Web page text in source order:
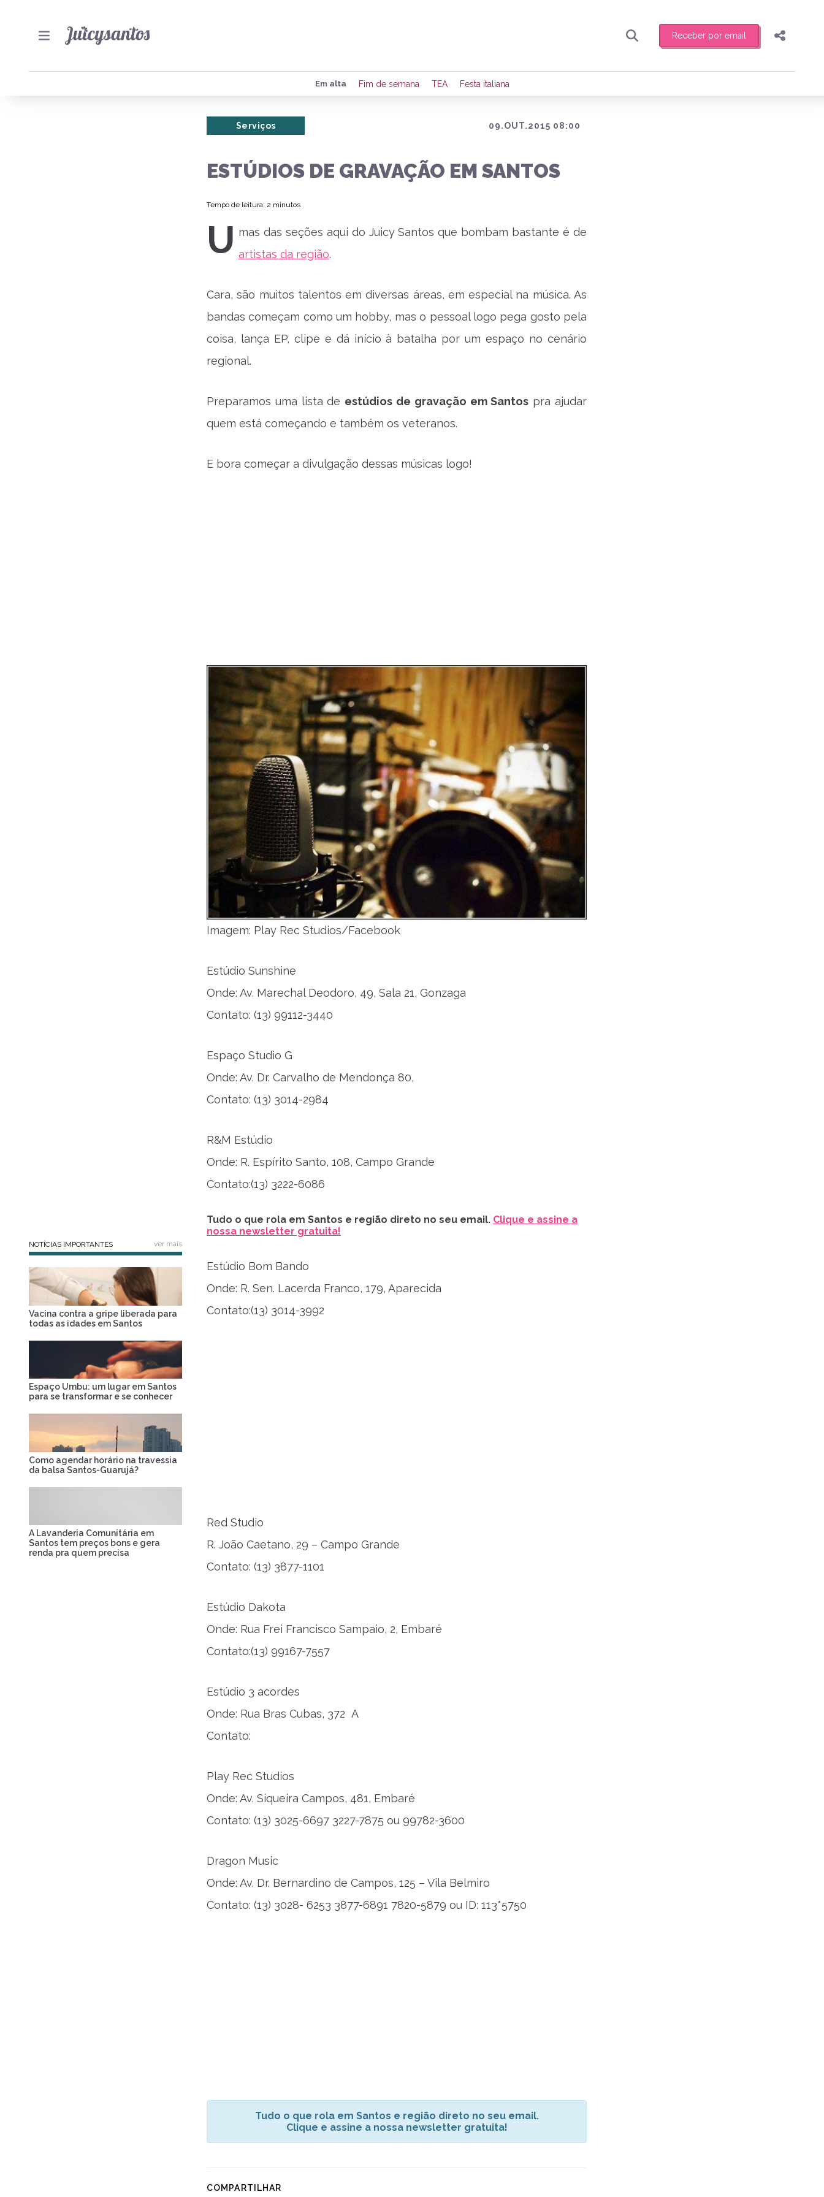
Receber por email
Preencha seus dados para receber toda sexta-feira de manhã o resumo
de eventos e notícias da região.
Compartilhar
Em alta Fim de semana TEA Festa italiana
09.OUT.2015 08:00
Serviços
ESTÚDIOS DE GRAVAÇÃO EM SANTOS
Tempo de leitura: 2 minutos
U mas das seções aqui do Juicy Santos que bombam bastante é de
artistas da região.
Cara, são muitos talentos em diversas áreas, em especial na música. As
bandas começam como um hobby, mas o pessoal logo pega gosto pela
coisa, lança EP, clipe e dá início à batalha por um espaço no cenário
regional.
Preparamos uma lista de estúdios de gravação em Santos pra ajudar
quem está começando e também os veteranos.
E bora começar a divulgação dessas músicas logo!
Imagem: Play Rec Studios/Facebook
Estúdio Sunshine
Onde: Av. Marechal Deodoro, 49, Sala 21, Gonzaga
Contato: (13) 99112-3440
Espaço Studio G
Onde: Av. Dr. Carvalho de Mendonça 80,
Contato: (13) 3014-2984
R&M Estúdio
Onde: R. Espírito Santo, 108, Campo Grande
Contato:(13) 3222-6086
Tudo o que rola em Santos e região direto no seu email. Clique e assine a
nossa newsletter gratuita!
Estúdio Bom Bando
Onde: R. Sen. Lacerda Franco, 179, Aparecida
Contato:(13) 3014-3992
Red Studio
R. João Caetano, 29 – Campo Grande
Contato: (13) 3877-1101
Estúdio Dakota
Onde: Rua Frei Francisco Sampaio, 2, Embaré
Contato:(13) 99167-7557
Estúdio 3 acordes
Onde: Rua Bras Cubas, 372 A
Contato:
Play Rec Studios
Onde: Av. Siqueira Campos, 481, Embaré
Contato: (13) 3025-6697 3227-7875 ou 99782-3600
Dragon Music
Onde: Av. Dr. Bernardino de Campos, 125 – Vila Belmiro
Contato: (13) 3028- 6253 3877-6891 7820-5879 ou ID: 113*5750
Tudo o que rola em Santos e região direto no seu email.
Clique e assine a nossa newsletter gratuita!
COMPARTILHAR
NOTÍCIAS IMPORTANTES ver mais
Vacina contra a gripe liberada para
todas as idades em Santos
Espaço Umbu: um lugar em Santos
para se transformar e se conhecer
Como agendar horário na travessia
da balsa Santos-Guarujá?
A Lavanderia Comunitária em
Santos tem preços bons e gera
renda pra quem precisa